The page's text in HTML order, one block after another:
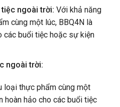
ngoài trời: Với khả năng
cùng một lúc, BBQ4N là
các buổi tiệc hoặc sự kiện
ngoài trời:
loại thực phẩm cùng một
hoàn hảo cho các buổi tiệc